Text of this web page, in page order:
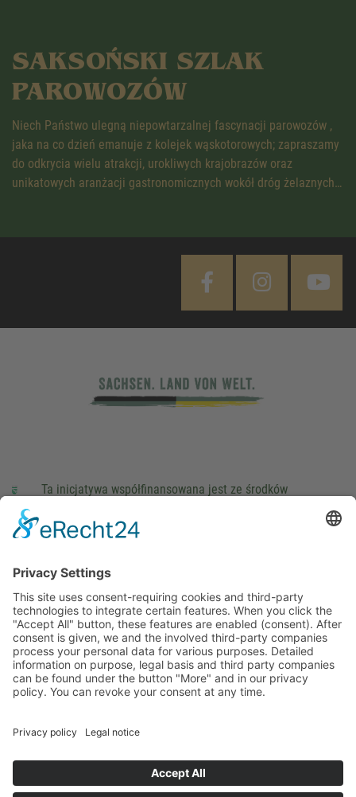
SAKSOŃSKI SZLAK
PAROWOZÓW
Niech Państwo ulegną niepowtarzalnej fascynacji parowozów ,
jaka na co dzień emanuje z kolejek wąskotorowych; zapraszamy
do odkrycia wielu atrakcji, urokliwych krajobrazów oraz
unikatowych aranżacji gastronomicznych wokół dróg żelaznych…
Ta inicjatywa współfinansowana jest ze środków
parlamentarzystów Landtagu Saksońskiego budżetu.
stopka redakcyjna
This site uses consent-requiring cookies and third-party
technologies to integrate certain features. When you click the
"Accept All" button, these features are enabled (consent).
After consent is given, we and the involved third-party
companies process your personal data for various purposes.
companies can be found under the button "More" and in our
DENY ACCEPT MORE